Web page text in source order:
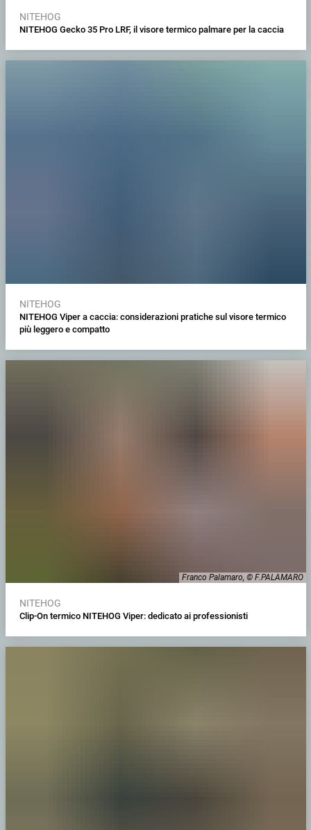
NITEHOG
NITEHOG Gecko 35 Pro LRF, il visore termico palmare per la caccia
NITEHOG
NITEHOG Viper a caccia: considerazioni pratiche sul visore termico
più leggero e compatto
Franco Palamaro, © F.PALAMARO
NITEHOG
Clip-On termico NITEHOG Viper: dedicato ai professionisti